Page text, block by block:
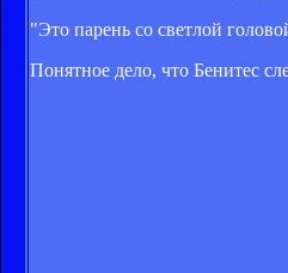
"Это парень со светлой
Понятное дело, что Бенитес